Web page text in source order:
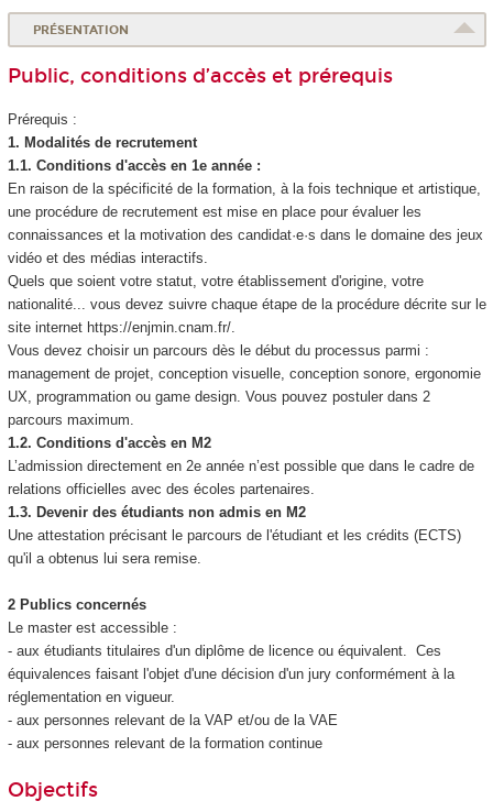
PRÉSENTATION
Public, conditions d’accès et prérequis
Prérequis :
1. Modalités de recrutement
1.1. Conditions d'accès en 1e année :
En raison de la spécificité de la formation, à la fois technique et artistique,
une procédure de recrutement est mise en place pour évaluer les
connaissances et la motivation des candidat·e·s dans le domaine des jeux
vidéo et des médias interactifs.
Quels que soient votre statut, votre établissement d'origine, votre
nationalité... vous devez suivre chaque étape de la procédure décrite sur le
site internet https://enjmin.cnam.fr/.
Vous devez choisir un parcours dès le début du processus parmi :
management de projet, conception visuelle, conception sonore, ergonomie
UX, programmation ou game design. Vous pouvez postuler dans 2
parcours maximum.
1.2. Conditions d'accès en M2
L’admission directement en 2e année n’est possible que dans le cadre de
relations officielles avec des écoles partenaires.
1.3. Devenir des étudiants non admis en M2
Une attestation précisant le parcours de l'étudiant et les crédits (ECTS)
qu'il a obtenus lui sera remise.
2 Publics concernés
Le master est accessible :
- aux étudiants titulaires d'un diplôme de licence ou équivalent. Ces
équivalences faisant l'objet d'une décision d'un jury conformément à la
réglementation en vigueur.
- aux personnes relevant de la VAP et/ou de la VAE
- aux personnes relevant de la formation continue
Objectifs